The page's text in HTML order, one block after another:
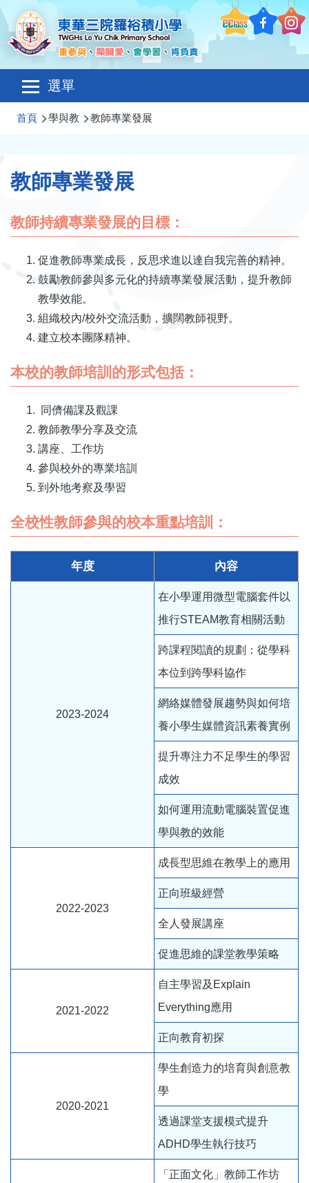
移至主內容
選單
Main
navigation
導
結
首頁 學與教 教師專業發展
教師專業發展
教師持續專業發展的目標：
促進教師專業成長，反思求進以達自我完善的精神。
鼓勵教師參與多元化的持續專業發展活動，提升教師
教學效能。
組織校內/校外交流活動，擴闊教師視野。
建立校本團隊精神。
本校的教師培訓的形式包括：
同儕備課及觀課
教師教學分享及交流
講座、工作坊
參與校外的專業培訓
到外地考察及學習
全校性教師參與的校本重點培訓：
年度 內容
2023-2024
在小學運用微型電腦套件以
推行STEAM教育相關活動
跨課程閱讀的規劃：從學科
本位到跨學科協作
網絡媒體發展趨勢與如何培
養小學生媒體資訊素養實例
提升專注力不足學生的學習
成效
如何運用流動電腦裝置促進
學與教的效能
2022-2023
成長型思維在教學上的應用
正向班級經營
全人發展講座
促進思維的課堂教學策略
2021-2022
自主學習及Explain
Everything應用
正向教育初探
2020-2021
學生創造力的培育與創意教
學
透過課堂支援模式提升
ADHD學生執行技巧
「正面文化」教師工作坊